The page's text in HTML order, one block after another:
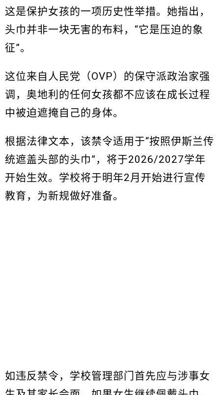
这是保护女孩的一项历史性举措。她指出，
头巾并非一块无害的布料，“它是压迫的象
征”。
这位来自人民党（OVP）的保守派政治家强
调，奥地利的任何女孩都不应该在成长过程
中被迫遮掩自己的身体。
根据法律文本，该禁令适用于“按照伊斯兰传
统遮盖头部的头巾”，将于2026/2027学年
开始生效。学校将于明年2月开始进行宣传
教育，为新规做好准备。
如违反禁令，学校管理部门首先应与涉事女